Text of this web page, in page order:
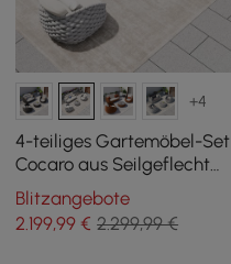
+4
4-teiliges Gartemöbel-Set
Cocaro aus Seilgeflecht
mit Couchtisch und
drehbarem Sockel, Grau-
Weiß
Blitzangebote
2.199,99 € 2.299,99 €